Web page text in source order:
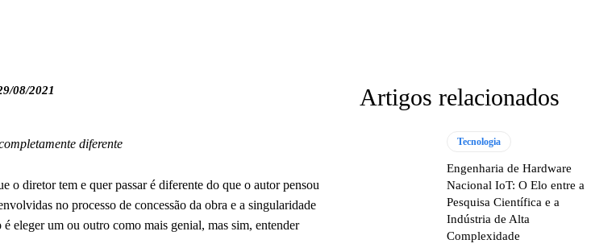
08/2021
diferente
o diretor tem e quer passar é diferente do que o autor pensou
no processo de concessão da obra e a singularidade
eleger um ou outro como mais genial, mas sim, entender
Artigos relacionados
Tecnologia
Engenharia de Hardware
Nacional IoT: O Elo entre a
Pesquisa Científica e a
Indústria de Alta
Complexidade